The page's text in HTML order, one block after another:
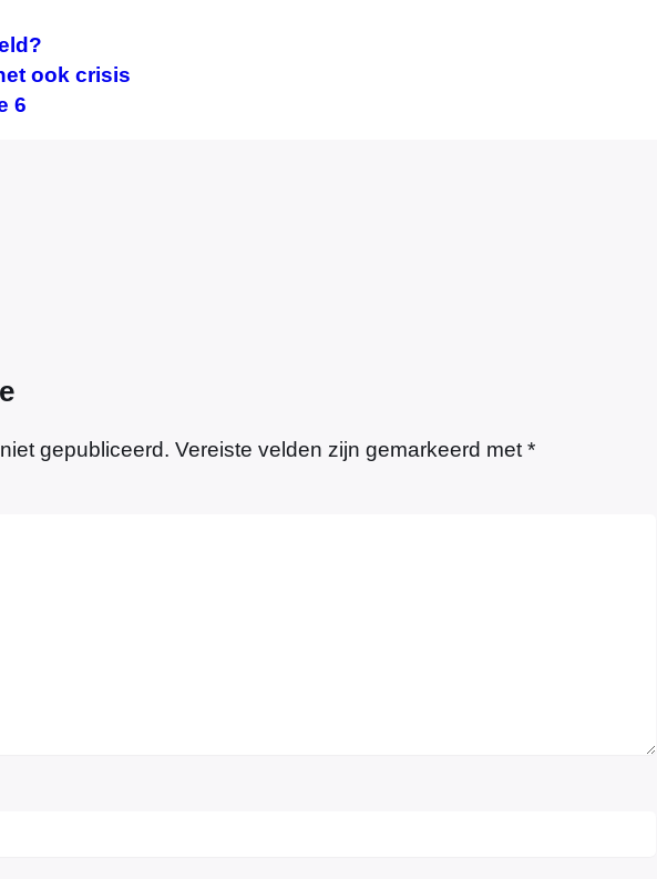
ook crisis
6
gepubliceerd. Vereiste velden zijn gemarkeerd met *